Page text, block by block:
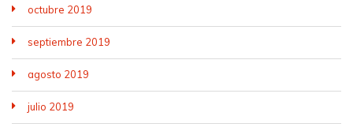
octubre 2019
septiembre 2019
agosto 2019
julio 2019